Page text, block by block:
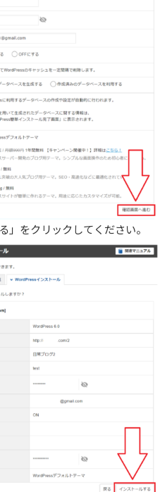
」をクリックしてください。